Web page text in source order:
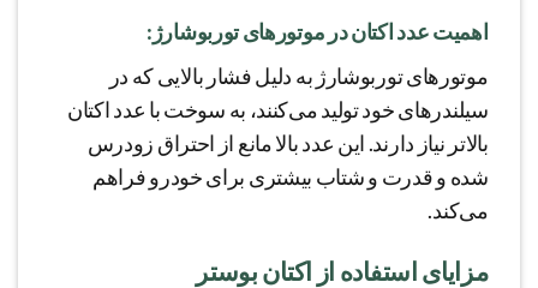
اهمیت عدد اکتان در موتورهای توربوشارژ:
موتورهای توربوشارژ به دلیل فشار بالایی که در
سیلندرهای خود تولید می‌کنند، به سوخت با عدد اکتان
بالاتر نیاز دارند. این عدد بالا مانع از احتراق زودرس
شده و قدرت و شتاب بیشتری برای خودرو فراهم
می‌کند.
مزایای استفاده از اکتان بوستر